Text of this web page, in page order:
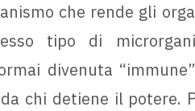
che rende gli
tipo di
divenuta
chi detiene il potere.